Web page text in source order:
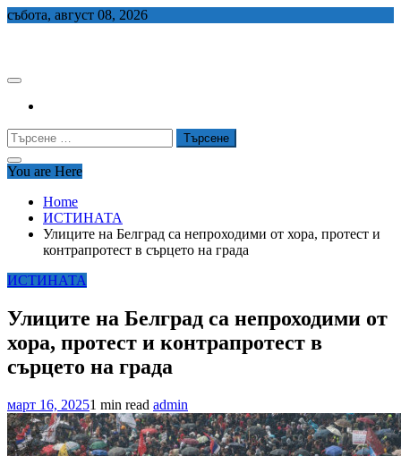
Skip
събота, август 08, 2026
Търсене
за:
You are Here
Home
ИСТИНАТА
Улиците на Белград са непроходими от хора, протест и
контрапротест в сърцето на града
ИСТИНАТА
Улиците на Белград са непроходими от
хора, протест и контрапротест в
сърцето на града
март 16, 20251 min read admin